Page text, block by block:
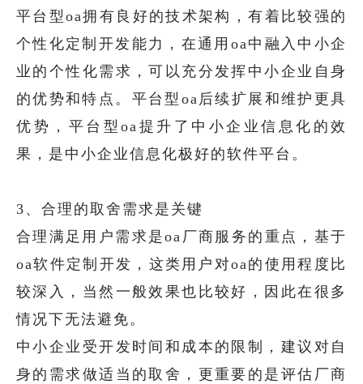
平台型oa拥有良好的技术架构，有着比较强的
个性化定制开发能力，在通用oa中融入中小企
业的个性化需求，可以充分发挥中小企业自身
的优势和特点。平台型oa后续扩展和维护更具
优势，平台型oa提升了中小企业信息化的效
果，是中小企业信息化极好的软件平台。
3、合理的取舍需求是关键
合理满足用户需求是oa厂商服务的重点，基于
oa软件定制开发，这类用户对oa的使用程度比
较深入，当然一般效果也比较好，因此在很多
情况下无法避免。
中小企业受开发时间和成本的限制，建议对自
身的需求做适当的取舍，更重要的是评估厂商